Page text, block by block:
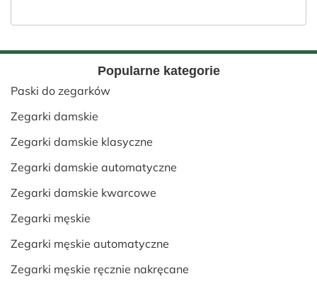
Popularne kategorie
Paski do zegarków
Zegarki damskie
Zegarki damskie klasyczne
Zegarki damskie automatyczne
Zegarki damskie kwarcowe
Zegarki męskie
Zegarki męskie automatyczne
Zegarki męskie ręcznie nakręcane